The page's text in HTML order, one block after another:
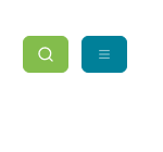
Zoek tonen /
Menu